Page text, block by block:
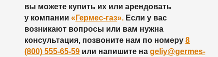
вы можете купить их или арендовать
у компании « Гермес-газ». Если у вас
возникают вопросы или вам нужна
консультация, позвоните нам по номеру 8
(800) 555-65-59 или напишите на geliy@germes-